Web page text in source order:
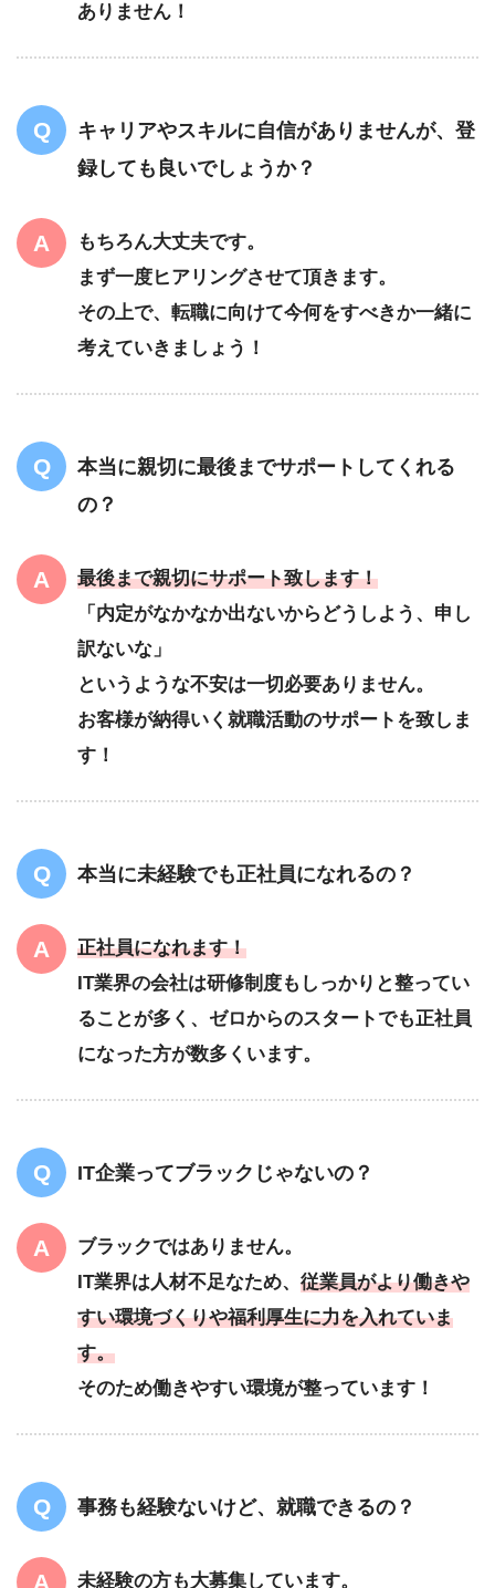
ありません！
キャリアやスキルに自信がありませんが、登
録しても良いでしょうか？
もちろん大丈夫です。
まず一度ヒアリングさせて頂きます。
その上で、転職に向けて今何をすべきか一緒に
考えていきましょう！
本当に親切に最後までサポートしてくれる
の？
最後まで親切にサポート致します！
「内定がなかなか出ないからどうしよう、申し
訳ないな」
というような不安は一切必要ありません。
お客様が納得いく就職活動のサポートを致しま
す！
本当に未経験でも正社員になれるの？
正社員になれます！
IT業界の会社は研修制度もしっかりと整ってい
ることが多く、ゼロからのスタートでも正社員
になった方が数多くいます。
IT企業ってブラックじゃないの？
ブラックではありません。
IT業界は人材不足なため、 従業員がより働きや
すい環境づくりや福利厚生に力を入れていま
す。
そのため働きやすい環境が整っています！
事務も経験ないけど、就職できるの？
未経験の方も大募集しています。